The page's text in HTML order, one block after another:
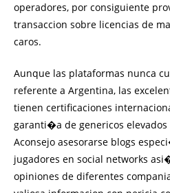
operadores, por consiguiente
transaccion sobre licencias de
caros.
Aunque las plataformas nunca
referente a Argentina, las
tienen certificaciones
garanti�a de genericos
Aconsejo asesorarse blogs
jugadores en social networks
opiniones de diferentes